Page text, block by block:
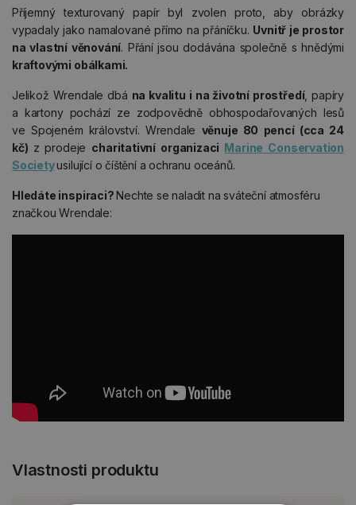
Příjemný texturovaný papír byl zvolen proto, aby obrázky
vypadaly jako namalované přímo na přáníčku. Uvnitř je prostor
na vlastní věnování. Přání jsou dodávána společně s hnědými
kraftovými obálkami.
Jelikož Wrendale dbá na kvalitu i na životní prostředí, papíry
a kartony pochází ze zodpovědně obhospodařovaných lesů
ve Spojeném království. Wrendale věnuje 80 pencí (cca 24
kč) z prodeje charitativní organizaci Marine Conservation
Societyusilující o číštění a ochranu oceánů.
Hledáte inspiraci?Nechte se naladit na sváteční atmosféru
značkou Wrendale:
Vlastnosti produktu